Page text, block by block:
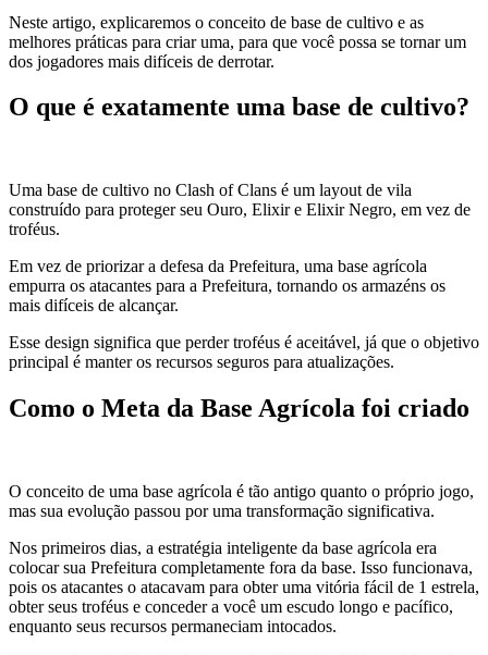
Neste artigo, explicaremos o conceito de base de cultivo e as
melhores práticas para criar uma, para que você possa se tornar um
dos jogadores mais difíceis de derrotar.
O que é exatamente uma base de cultivo?
Uma base de cultivo no Clash of Clans é um layout de vila
construído para proteger seu Ouro, Elixir e Elixir Negro, em vez de
troféus.
Em vez de priorizar a defesa da Prefeitura, uma base agrícola
empurra os atacantes para a Prefeitura, tornando os armazéns os
mais difíceis de alcançar.
Esse design significa que perder troféus é aceitável, já que o objetivo
principal é manter os recursos seguros para atualizações.
Como o Meta da Base Agrícola foi criado
O conceito de uma base agrícola é tão antigo quanto o próprio jogo,
mas sua evolução passou por uma transformação significativa.
Nos primeiros dias, a estratégia inteligente da base agrícola era
colocar sua Prefeitura completamente fora da base. Isso funcionava,
pois os atacantes o atacavam para obter uma vitória fácil de 1 estrela,
obter seus troféus e conceder a você um escudo longo e pacífico,
enquanto seus recursos permaneciam intocados.